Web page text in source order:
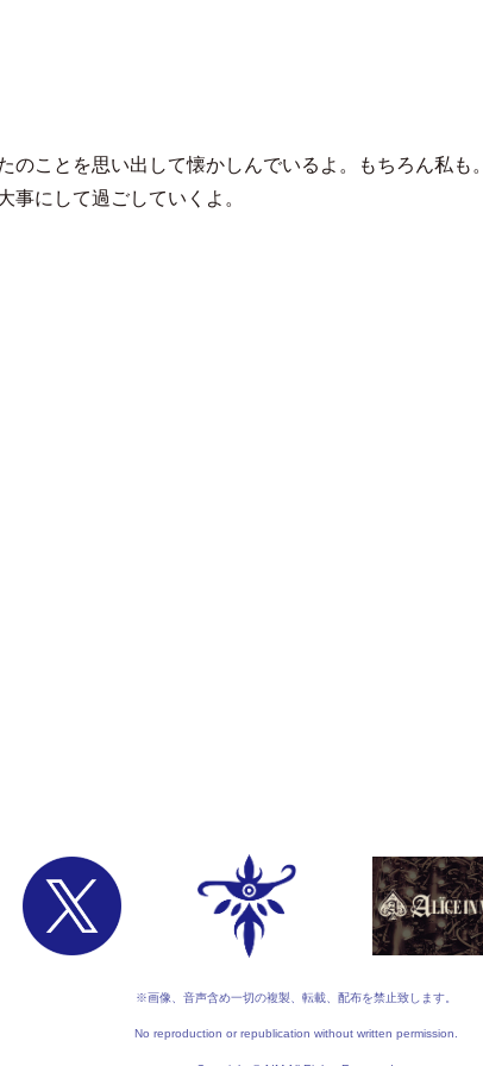
のことを思い出して懐かしんでいるよ。もちろん私も。
事にして過ごしていくよ。
※画像、音声含め一切の複製、転載、配布を禁止致します。
No reproduction or republication without written permission.